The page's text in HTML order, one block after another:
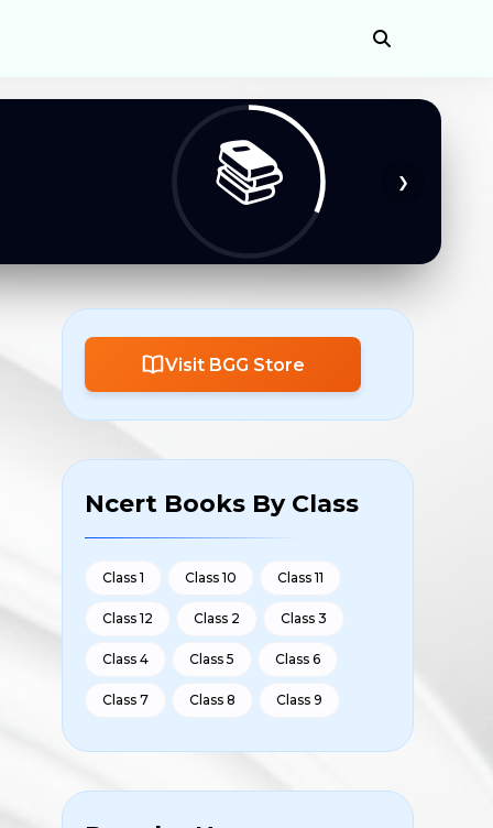
📚 ❯
Visit BGG Store
Ncert Books By Class
Class 1 Class 10 Class 11
Class 12 Class 2 Class 3
Class 4 Class 5 Class 6
Class 7 Class 8 Class 9